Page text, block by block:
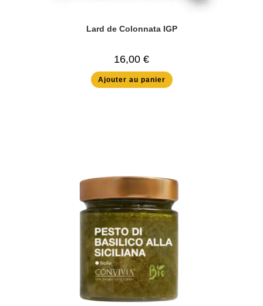
Lard de Colonnata IGP
16,00 €
Ajouter au panier